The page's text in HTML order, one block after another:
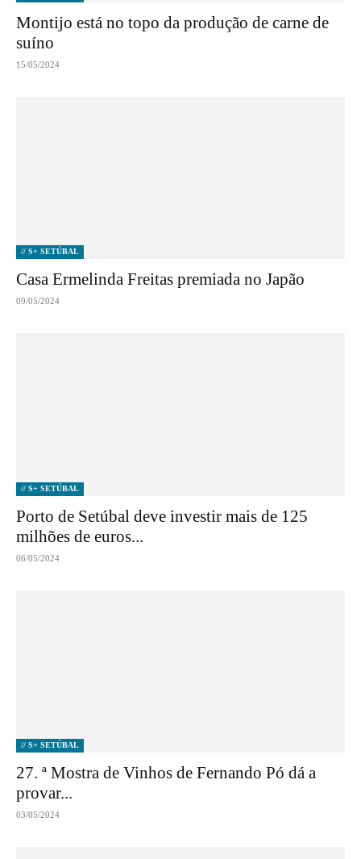
Montijo está no topo da produção de carne de
suíno
15/05/2024
// S+ SETÚBAL
Casa Ermelinda Freitas premiada no Japão
09/05/2024
// S+ SETÚBAL
Porto de Setúbal deve investir mais de 125
milhões de euros...
06/05/2024
// S+ SETÚBAL
27. ª Mostra de Vinhos de Fernando Pó dá a
provar...
03/05/2024